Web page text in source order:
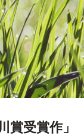
賞受賞作」